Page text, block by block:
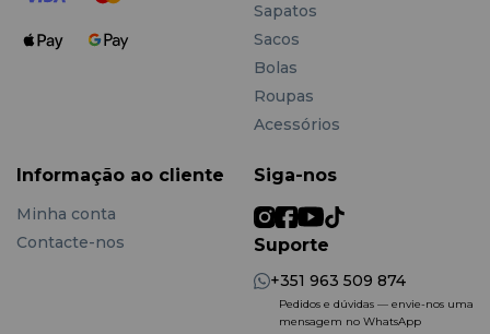
Sapatos
Sacos
Bolas
Roupas
Acessórios
Informação ao cliente
Minha conta
Contacte-nos
Siga-nos
Suporte
+351 963 509 874
Pedidos e dúvidas — envie-nos uma
mensagem no WhatsApp